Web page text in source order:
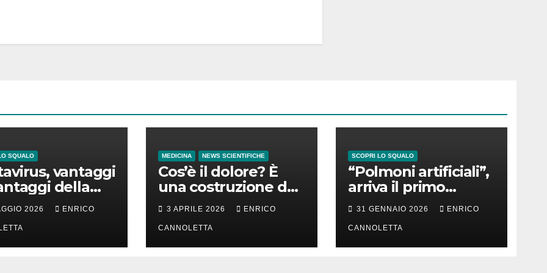
SQUALO
vantaggi
della
incubazione
2026 ENRICO
MEDICINA NEWS SCIENTIFICHE
Cos’è il dolore? È
una costruzione del
cervello
3 APRILE 2026 ENRICO
CANNOLETTA
SCOPRI LO SQUALO
“Polmoni artificiali”,
arriva il primo
successo
31 GENNAIO 2026 ENRICO
CANNOLETTA